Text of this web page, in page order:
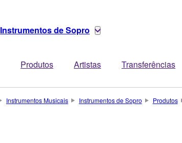
Instrumentos de Sopro
Produtos Artistas Transferências
Instrumentos Musicais Instrumentos de Sopro Produtos